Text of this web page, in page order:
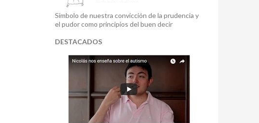
Símbolo de nuestra convicción de la prudencia y
el pudor como principios del buen decir
DESTACADOS